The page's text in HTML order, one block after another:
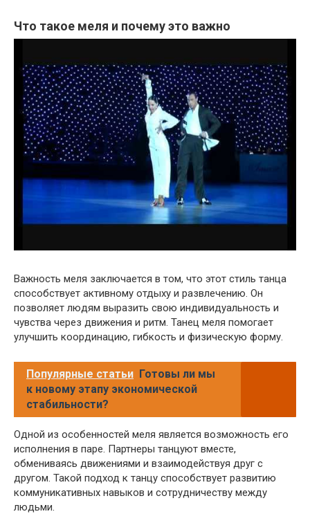
Что такое меля и почему это важно
Важность меля заключается в том, что этот стиль танца
способствует активному отдыху и развлечению. Он
позволяет людям выразить свою индивидуальность и
чувства через движения и ритм. Танец меля помогает
улучшить координацию, гибкость и физическую форму.
Популярные статьи Готовы ли мы
к новому этапу экономической
стабильности?
Одной из особенностей меля является возможность его
исполнения в паре. Партнеры танцуют вместе,
обмениваясь движениями и взаимодействуя друг с
другом. Такой подход к танцу способствует развитию
коммуникативных навыков и сотрудничеству между
людьми.